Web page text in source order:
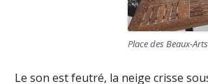
Place des Beaux-
Le son est feutré, la neige crisse